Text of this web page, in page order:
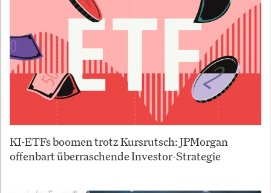
KI-ETFs boomen trotz Kursrutsch: JPMorgan
offenbart überraschende Investor-Strategie